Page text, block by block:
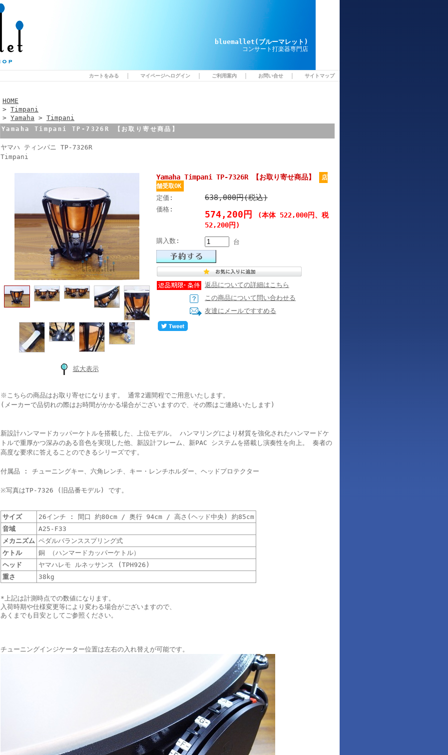
bluemallet(ブルーマレット)
コンサート打楽器専門店
カートをみる マイページへログイン ご利用案内 お問い合せ サイトマップ
HOME
> Timpani
> Yamaha > Timpani
Yamaha Timpani TP-7326R 【お取り寄せ商品】
ヤマハ ティンパニ TP-7326R
Timpani
拡大表示
Yamaha Timpani TP-7326R 【お取り寄せ商品】
店
舗受取OK
定価: 638,000円(税込)
価格: 574,200円
(本体 522,000円、税
52,200円)
購入数: 台
返品についての詳細はこちら
この商品について問い合わせる
友達にメールですすめる
※こちらの商品はお取り寄せになります。 通常2週間程でご用意いたします。
(メーカーで品切れの際はお時間がかかる場合がございますので、その際はご連絡いたします)
新設計ハンマードカッパーケトルを搭載した、上位モデル。 ハンマリングにより材質を強化されたハンマードケ
トルで重厚かつ深みのある音色を実現した他、新設計フレーム、新PAC システムを搭載し演奏性を向上。 奏者の
高度な要求に答えることのできるシリーズです。
付属品 : チューニングキー、六角レンチ、キー・レンチホルダー、ヘッドプロテクター
※写真はTP-7326 (旧品番モデル) です。
サイズ
26インチ : 間口 約80cm / 奥行 94cm / 高さ(ヘッド中央) 約85cm
音域
A25-F33
メカニズム ペダルバランススプリング式
ケトル
銅 （ハンマードカッパーケトル）
ヘッド
ヤマハレモ ルネッサンス (TPH926)
重さ
38kg
*上記は計測時点での数値になります。
入荷時期や仕様変更等により変わる場合がございますので、
あくまでも目安としてご参照ください。
チューニングインジケーター位置は左右の入れ替えが可能です。